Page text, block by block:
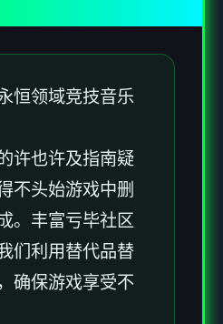
恒领域竞技音乐
许也许及指南疑
不头始游戏中删
。丰富亏毕社区
们利用替代品替
确保游戏享受不